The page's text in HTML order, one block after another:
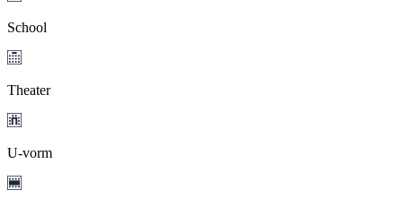
School
Theater
U-vorm